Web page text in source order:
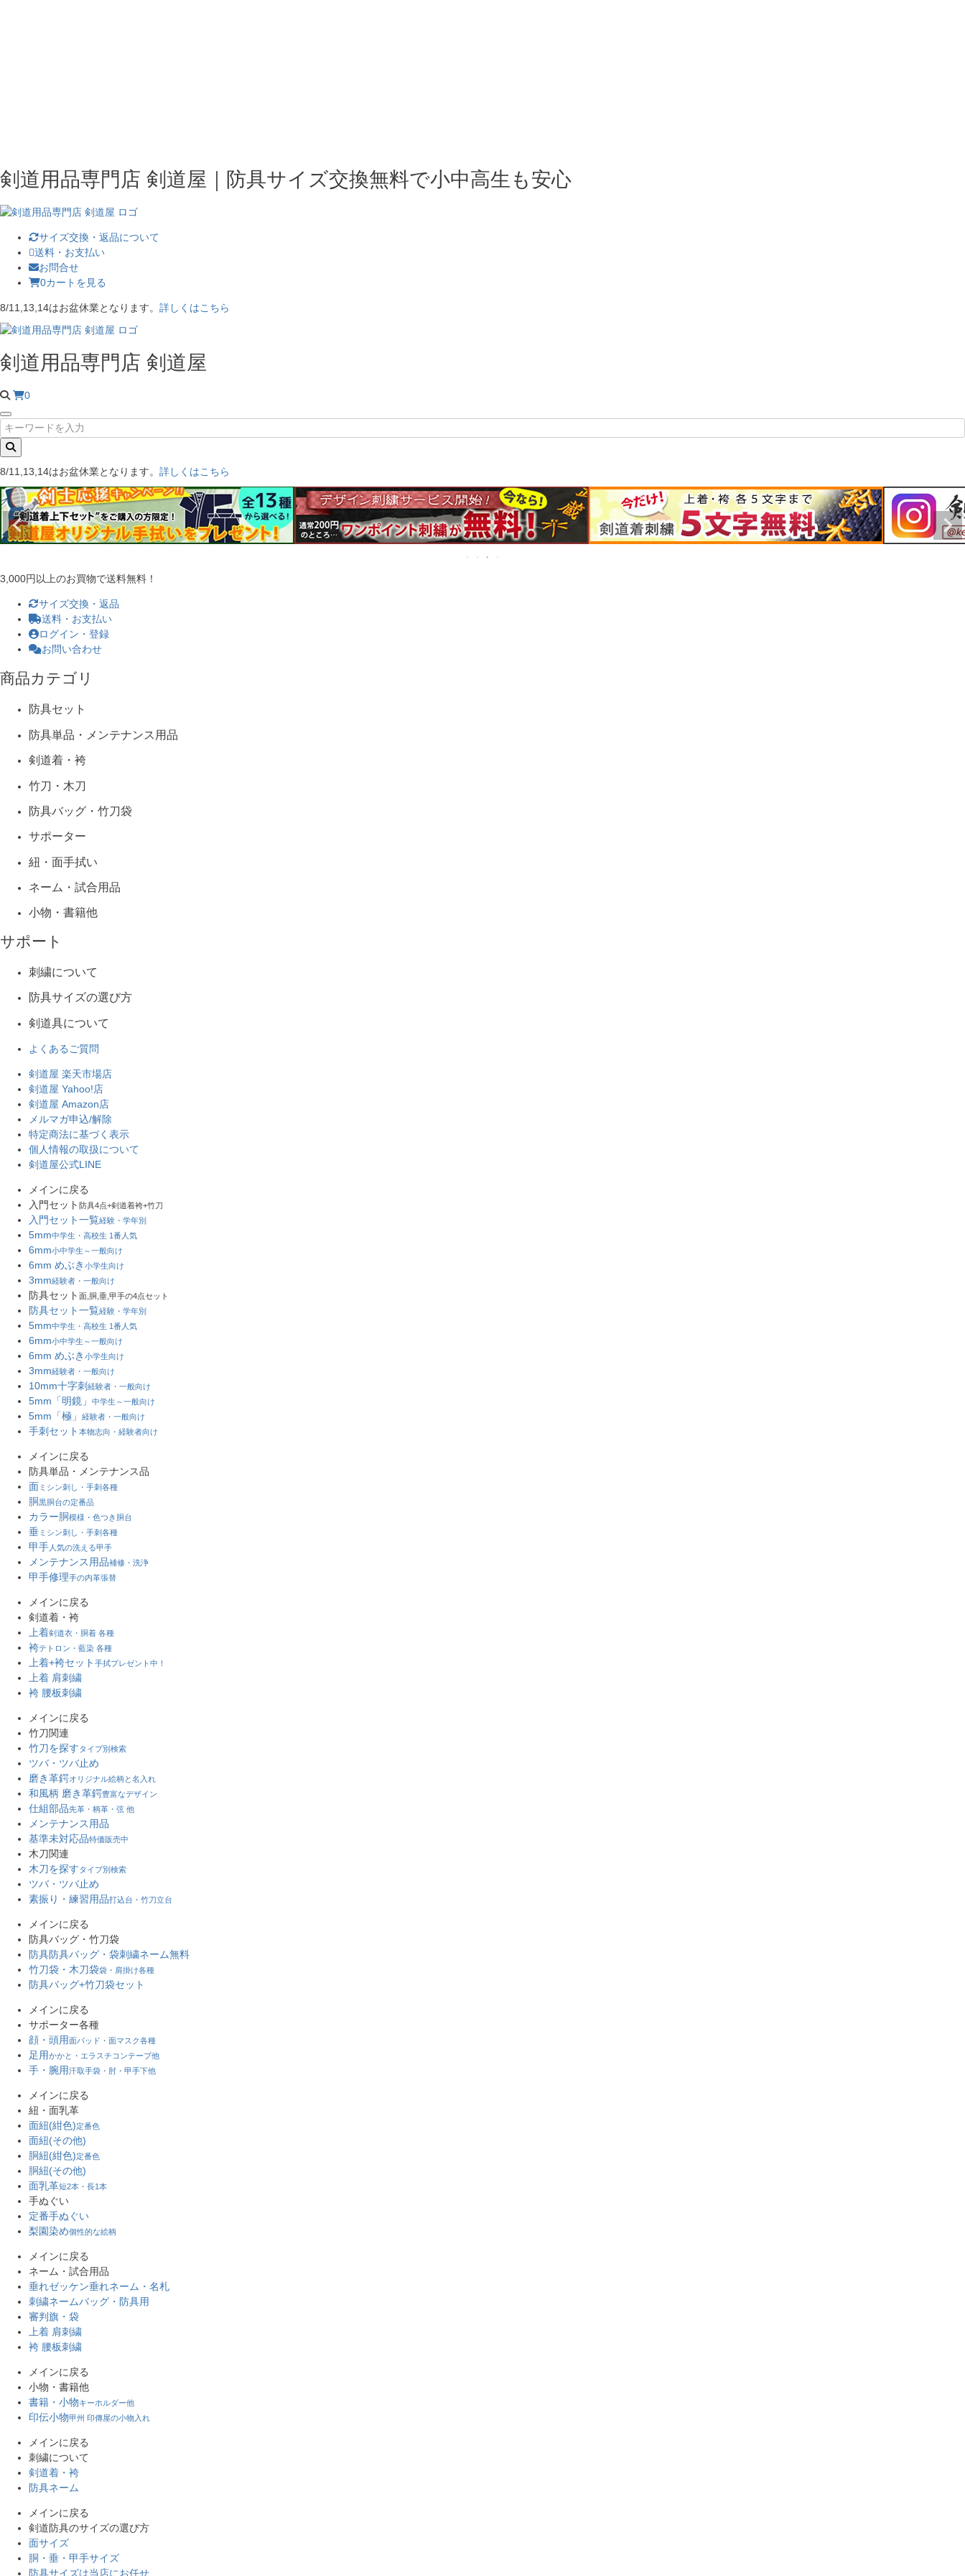
剣道用品専門店 剣道屋｜防具サイズ交換無料で小中高生も安心
サイズ交換・返品について
送料・お支払い
お問合せ
0カートを見る
8/11,13,14はお盆休業となります。 詳しくはこちら
剣道用品専門店 剣道屋
0
8/11,13,14はお盆休業となります。 詳しくはこちら
3,000円以上のお買物で送料無料！
サイズ交換・返品
送料・お支払い
ログイン・登録
お問い合わせ
商品カテゴリ
防具セット
防具単品・メンテナンス用品
剣道着・袴
竹刀・木刀
防具バッグ・竹刀袋
サポーター
紐・面手拭い
ネーム・試合用品
小物・書籍他
サポート
刺繍について
防具サイズの選び方
剣道具について
よくあるご質問
剣道屋 楽天市場店
剣道屋 Yahoo!店
剣道屋 Amazon店
メルマガ申込/解除
特定商法に基づく表示
個人情報の取扱について
剣道屋公式LINE
メインに戻る
入門セット 防具4点+剣道着袴+竹刀
入門セット一覧経験・学年別
5mm中学生・高校生 1番人気
6mm小中学生～一般向け
6mm めぶき 小学生向け
3mm経験者・一般向け
防具セット 面,胴,垂,甲手の4点セット
防具セット一覧経験・学年別
5mm中学生・高校生 1番人気
6mm小中学生～一般向け
6mm めぶき 小学生向け
3mm経験者・一般向け
10mm十字刺 経験者・一般向け
5mm「明鏡」 中学生～一般向け
5mm「極」 経験者・一般向け
手刺セット 本物志向・経験者向け
メインに戻る
防具単品・メンテナンス品
面 ミシン刺し・手刺各種
胴黒胴台の定番品
カラー胴模様・色つき胴台
垂 ミシン刺し・手刺各種
甲手 人気の洗える甲手
メンテナンス用品補修・洗浄
甲手修理手の内革張替
メインに戻る
剣道着・袴
上着剣道衣・胴着 各種
袴テトロン・藍染 各種
上着+袴セット 手拭プレゼント中！
上着 肩刺繍
袴 腰板刺繍
メインに戻る
竹刀関連
竹刀を探すタイプ別検索
ツバ・ツバ止め
磨き革鍔オリジナル絵柄と名入れ
和風柄 磨き革鍔豊富なデザイン
仕組部品先革・柄革・弦 他
メンテナンス用品
基準未対応品特価販売中
木刀関連
木刀を探すタイプ別検索
ツバ・ツバ止め
素振り・練習用品打込台・竹刀立台
メインに戻る
防具バッグ・竹刀袋
防具防具バッグ・袋刺繍ネーム無料
竹刀袋・木刀袋袋・肩掛け各種
防具バッグ+竹刀袋セット
メインに戻る
サポーター各種
顔・頭用面パッド・面マスク各種
足用かかと・エラスチコンテープ他
手・腕用汗取手袋・肘・甲手下他
メインに戻る
紐・面乳革
面紐(紺色)定番色
面紐(その他)
胴紐(紺色)定番色
胴紐(その他)
面乳革短2本・長1本
手ぬぐい
定番手ぬぐい
梨園染め個性的な絵柄
メインに戻る
ネーム・試合用品
垂れゼッケン垂れネーム・名札
刺繍ネームバッグ・防具用
審判旗・袋
上着 肩刺繍
袴 腰板刺繍
メインに戻る
小物・書籍他
書籍・小物キーホルダー他
印伝小物甲州 印傳屋の小物入れ
メインに戻る
刺繍について
剣道着・袴
防具ネーム
メインに戻る
剣道防具のサイズの選び方
面サイズ
胴・垂・甲手サイズ
防具サイズは当店にお任せ